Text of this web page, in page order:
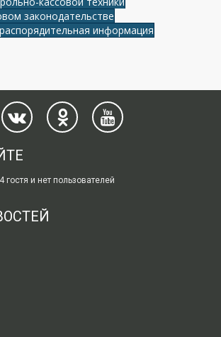
законодательстве
информация
гостя и нет пользователей